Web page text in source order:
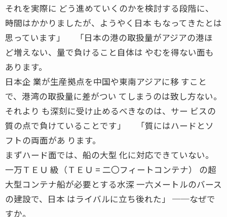
それを実際に どう進めていくのかを検討する段階に、
時間はかかりましたが、ようやく日本 もなってきたとは
思っています」 「日本の港の取扱量がアジアの港ほ
ど増えない、量で負けること自体は やむを得ない面も
あります。
日本企 業が生産拠点を中国や東南アジアに移 すこと
で、港湾の取扱量に差がつい てしまうのは致し方ない。
それより も深刻に受け止めるべきなのは、サー ビスの
質の点で負けていることです」 「質にはハードとソ
フトの両面があ ります。
まずハード面では、船の大型 化に対応できていない。
一万ＴＥＵ 級（ＴＥＵ = 二〇フィートコンテナ） の超
大型コンテナ船が必要とする水深 一六メートルのバース
の建設で、日本 はライバルに立ち後れた」 ──なぜで
すか。